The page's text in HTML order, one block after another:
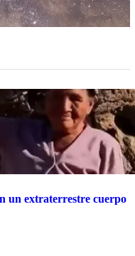
un extraterrestre cuerpo